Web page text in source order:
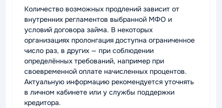
Количество возможных продлений зависит от
внутренних регламентов выбранной МФО и
условий договора займа. В некоторых
организациях пролонгация доступна ограниченное
число раз, в других — при соблюдении
определённых требований, например при
своевременной оплате начисленных процентов.
Актуальную информацию рекомендуется уточнять
в личном кабинете или у службы поддержки
кредитора.